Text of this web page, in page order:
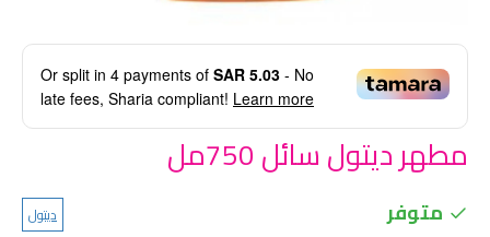
Or split in 4 payments of SAR 5.03 - No
late fees, Sharia compliant! Learn more
مطهر ديتول سائل 750مل
متوفر ديتول